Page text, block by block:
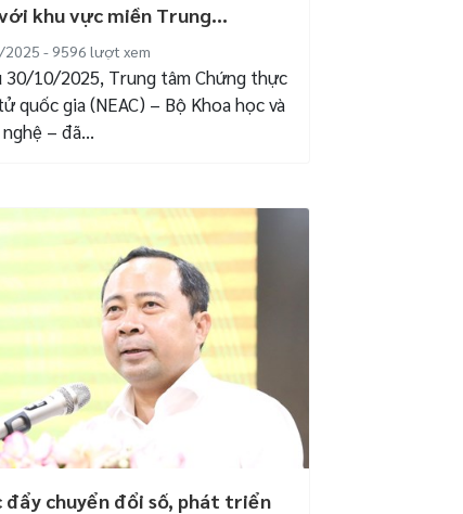
khu vực miền Trung...
- 9596 lượt xem
30/10/2025, Trung tâm Chứng thực
quốc gia (NEAC) – Bộ Khoa học và
– đã...
đẩy chuyển đổi số, phát triển